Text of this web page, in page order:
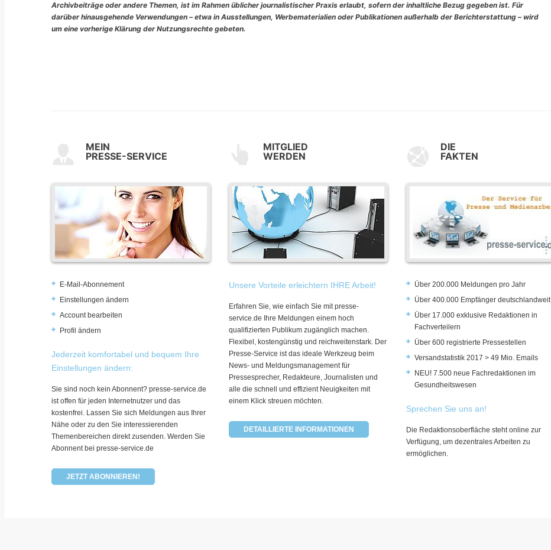
Archivbeiträge oder andere Themen, ist im Rahmen üblicher journalistischer Praxis erlaubt, sofern der inhaltliche Bezug gegeben ist. Für
darüber hinausgehende Verwendungen – etwa in Ausstellungen, Werbematerialien oder Publikationen außerhalb der Berichterstattung – wird
um eine vorherige Klärung der Nutzungsrechte gebeten.
MEIN
PRESSE-SERVICE
E-Mail-Abonnement
Einstellungen ändern
Account bearbeiten
Profil ändern
Jederzeit komfortabel und bequem Ihre
Einstellungen ändern:
Sie sind noch kein Abonnent? presse-service.de
ist offen für jeden Internetnutzer und das
kostenfrei. Lassen Sie sich Meldungen aus Ihrer
Nähe oder zu den Sie interessierenden
Themenbereichen direkt zusenden. Werden Sie
Abonnent bei presse-service.de
JETZT ABONNIEREN!
MITGLIED
WERDEN
Unsere Vorteile erleichtern IHRE Arbeit!
Erfahren Sie, wie einfach Sie mit presse-
service.de Ihre Meldungen einem hoch
qualifizierten Publikum zugänglich machen.
Flexibel, kostengünstig und reichweitenstark. Der
Presse-Service ist das ideale Werkzeug beim
News- und Meldungsmanagement für
Pressesprecher, Redakteure, Journalisten und
alle die schnell und effizient Neuigkeiten mit
einem Klick streuen möchten.
DETAILLIERTE INFORMATIONEN
DIE
FAKTEN
Über 200.000 Meldungen pro Jahr
Über 400.000 Empfänger deutschlandweit
Über 17.000 exklusive Redaktionen in
Fachverteilern
Über 600 registrierte Pressestellen
Versandstatistik 2017 > 49 Mio. Emails
NEU! 7.500 neue Fachredaktionen im
Gesundheitswesen
Sprechen Sie uns an!
Die Redaktionsoberfläche steht online zur
Verfügung, um dezentrales Arbeiten zu
ermöglichen.